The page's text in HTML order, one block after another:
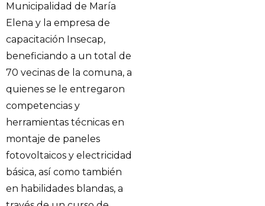
Municipalidad de María
Elena y la empresa de
capacitación Insecap,
beneficiando a un total de
70 vecinas de la comuna, a
quienes se le entregaron
competencias y
herramientas técnicas en
montaje de paneles
fotovoltaicos y electricidad
básica, así como también
en habilidades blandas, a